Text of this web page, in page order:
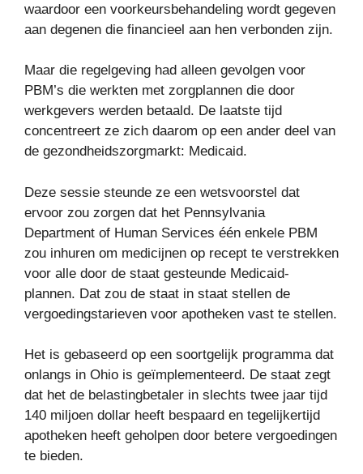
waardoor een voorkeursbehandeling wordt gegeven
aan degenen die financieel aan hen verbonden zijn.
Maar die regelgeving had alleen gevolgen voor
PBM’s die werkten met zorgplannen die door
werkgevers werden betaald. De laatste tijd
concentreert ze zich daarom op een ander deel van
de gezondheidszorgmarkt: Medicaid.
Deze sessie steunde ze een wetsvoorstel dat
ervoor zou zorgen dat het Pennsylvania
Department of Human Services één enkele PBM
zou inhuren om medicijnen op recept te verstrekken
voor alle door de staat gesteunde Medicaid-
plannen. Dat zou de staat in staat stellen de
vergoedingstarieven voor apotheken vast te stellen.
Het is gebaseerd op een soortgelijk programma dat
onlangs in Ohio is geïmplementeerd. De staat zegt
dat het de belastingbetaler in slechts twee jaar tijd
140 miljoen dollar heeft bespaard en tegelijkertijd
apotheken heeft geholpen door betere vergoedingen
te bieden.